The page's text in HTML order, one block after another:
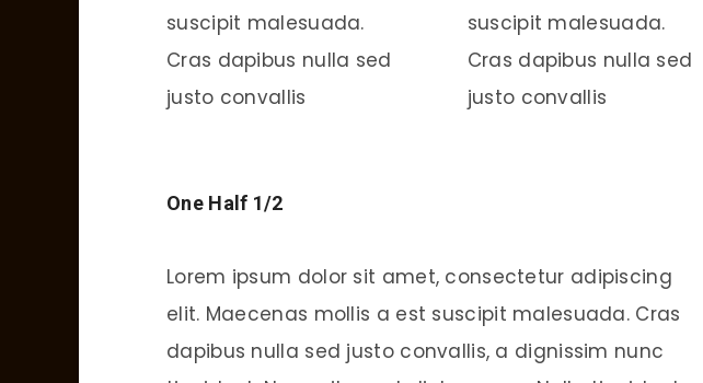
suscipit malesuada.
Cras dapibus nulla sed
justo convallis
suscipit malesuada.
Cras dapibus nulla sed
justo convallis
One Half 1/2
Lorem ipsum dolor sit amet, consectetur adipiscing
elit. Maecenas mollis a est suscipit malesuada. Cras
dapibus nulla sed justo convallis, a dignissim nunc